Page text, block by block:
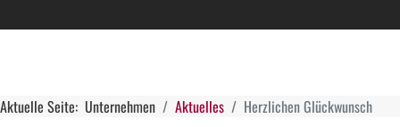
Aktuelle Seite: Unternehmen Aktuelles Herzlichen Glückwunsch